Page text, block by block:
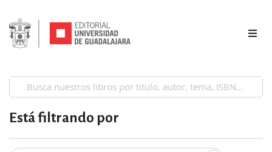
Está filtrando por